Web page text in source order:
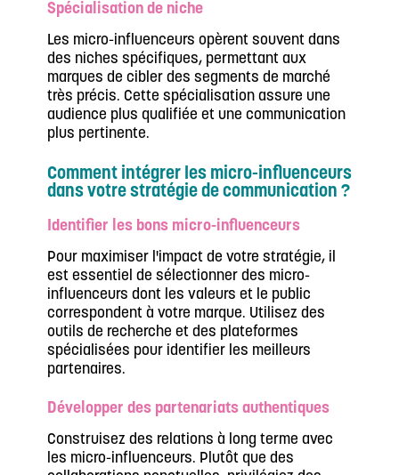
Spécialisation de niche
Les micro-influenceurs opèrent souvent dans
des niches spécifiques, permettant aux
marques de cibler des segments de marché
très précis. Cette spécialisation assure une
audience plus qualifiée et une communication
plus pertinente.
Comment intégrer les micro-influenceurs
dans votre stratégie de communication ?
Identifier les bons micro-influenceurs
Pour maximiser l'impact de votre stratégie, il
est essentiel de sélectionner des micro-
influenceurs dont les valeurs et le public
correspondent à votre marque. Utilisez des
outils de recherche et des plateformes
spécialisées pour identifier les meilleurs
partenaires.
Développer des partenariats authentiques
Construisez des relations à long terme avec
les micro-influenceurs. Plutôt que des